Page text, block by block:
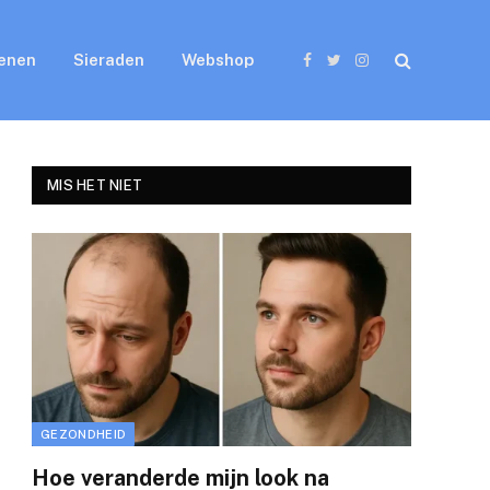
Sieraden Webshop
Facebook
TwitterInstagram
MIS HET NIET
GEZONDHEID
Hoe veranderde mijn look na